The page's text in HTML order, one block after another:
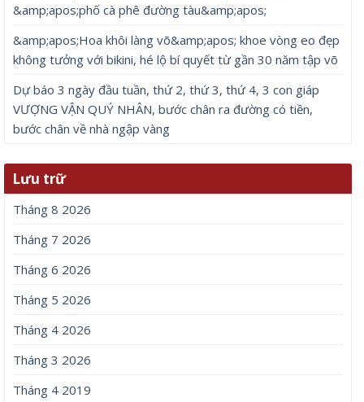
&amp;apos;phố cà phê đường tàu&amp;apos;
&amp;apos;Hoa khôi làng võ&amp;apos; khoe vòng eo đẹp
không tưởng với bikini, hé lộ bí quyết từ gần 30 năm tập võ
Dự báo 3 ngày đầu tuần, thứ 2, thứ 3, thứ 4, 3 con giáp
VƯỢNG VẬN QUÝ NHÂN, bước chân ra đường có tiền,
bước chân về nhà ngập vàng
Lưu trữ
Tháng 8 2026
Tháng 7 2026
Tháng 6 2026
Tháng 5 2026
Tháng 4 2026
Tháng 3 2026
Tháng 4 2019